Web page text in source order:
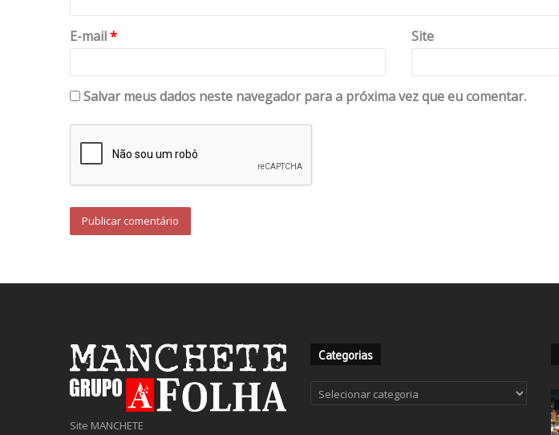
E-mail* Site
Salvar meus dados neste navegador para a próxima vez que eu comentar.
Site MANCHETE
Categorias
Categorias